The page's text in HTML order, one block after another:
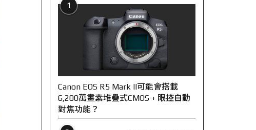
1
Canon EOS R5 Mark II可能會搭載
6,200萬畫素堆疊式CMOS + 眼控自動
對焦功能？